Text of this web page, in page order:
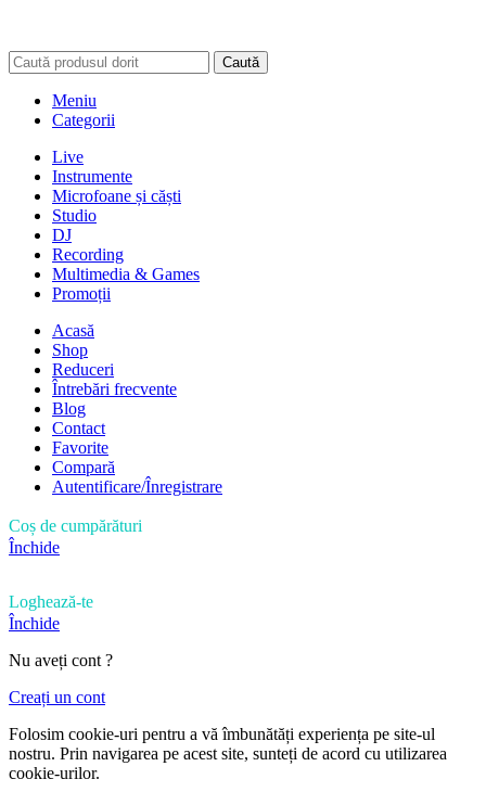
Caută
Meniu
Categorii
Live
Instrumente
Microfoane și căști
Studio
DJ
Recording
Multimedia & Games
Promoții
Acasă
Shop
Reduceri
Întrebări frecvente
Blog
Contact
Favorite
Compară
Autentificare/Înregistrare
Coș de cumpărături
Închide
Loghează-te
Închide
Nu aveți cont ?
Creați un cont
Folosim cookie-uri pentru a vă îmbunătăți experiența pe site-ul
nostru. Prin navigarea pe acest site, sunteți de acord cu utilizarea
cookie-urilor.